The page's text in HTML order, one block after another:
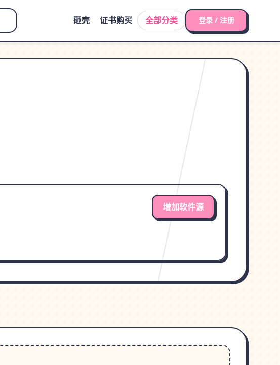
砸壳 证书购买 全部分类 登录 / 注册
增加软件源